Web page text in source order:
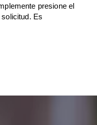
presione el
Es